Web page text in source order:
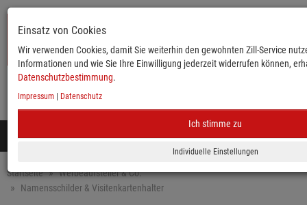
Toggle
Startseite
Werbeaufsteller & Co.
Namensschilder & Visitenkartenhalter
Einsatz von Cookies
Wir verwenden Cookies, damit Sie weiterhin den gewohnten Zill-Service
Informationen und wie Sie Ihre Einwilligung jederzeit widerrufen können,
Datenschutzbestimmung.
Impressum Datenschutz
Ich stimme zu